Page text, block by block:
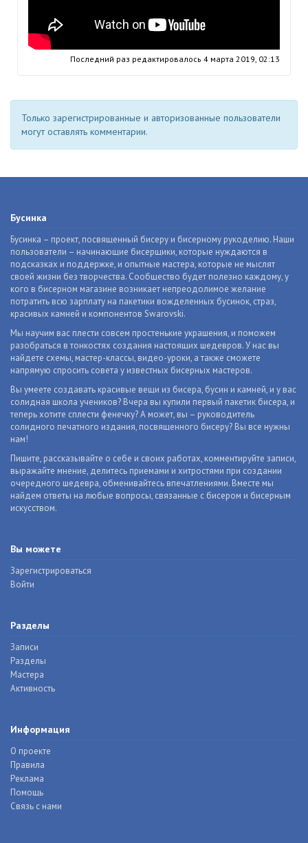
Последний раз редактировалось 4 марта 2019, 02:13
Только зарегистрированные и авторизованные пользователи
могут оставлять комментарии.
Бусинка
Бусинка – проект, посвященный бисеру и бисерному рукоделию. Наши
пользователи – начинающие бисерщики, которые нуждаются в
подсказках и поддержке, и опытные мастера, которые не мыслят
своей жизни без творчества. Сообщество будет полезно каждому, у
кого в бисерном магазине возникает непреодолимое желание
потратить всю зарплату на пакетики вожделенных бусинок, страз,
красивых камней и компонентов Swarovski.
Мы научим вас плести совсем простенькие украшения, и поможем
разобраться в тонкостях создания настоящих шедевров. У нас вы
найдете схемы, мастер-классы, видео-уроки, а также сможете
напрямую спросить совета у известных бисерных мастеров.
Вы умеете создавать красивые вещи из бисера, бусин и камней, и у вас
солидная школа учеников? Вчера вы купили первый пакетик бисера, и
теперь хотите сплести фенечку? А может, вы – руководитель
солидного печатного издания, посвященного бисеру? Вы все нужны
нам!
Пишите, рассказывайте о себе и своих работах, комментируйте записи,
выражайте мнение, делитесь приемами и хитростями при создании
очередного шедевра, обменивайтесь впечатлениями. Вместе мы
найдем ответы на любые вопросы, связанные с бисером и бисерным
искусством.
Вы можете
Зарегистрироваться
Войти
Разделы
Записи
Разделы
Мастера
Активность
Информация
О проекте
Правила
Реклама
Помощь
Связь с нами